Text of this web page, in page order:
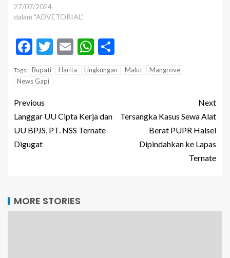
27/07/2024
dalam "ADVETORIAL"
Facebook
Twitter
EmailWhatsApp
Tags: Bupati Harita Lingkungan Malut
Mangrove
News Gapi
Previous
Langgar UU Cipta Kerja dan
UU BPJS, PT. NSS Ternate
Digugat
Next
Tersangka Kasus Sewa Alat
Berat PUPR Halsel
Dipindahkan ke Lapas
Ternate
MORE STORIES